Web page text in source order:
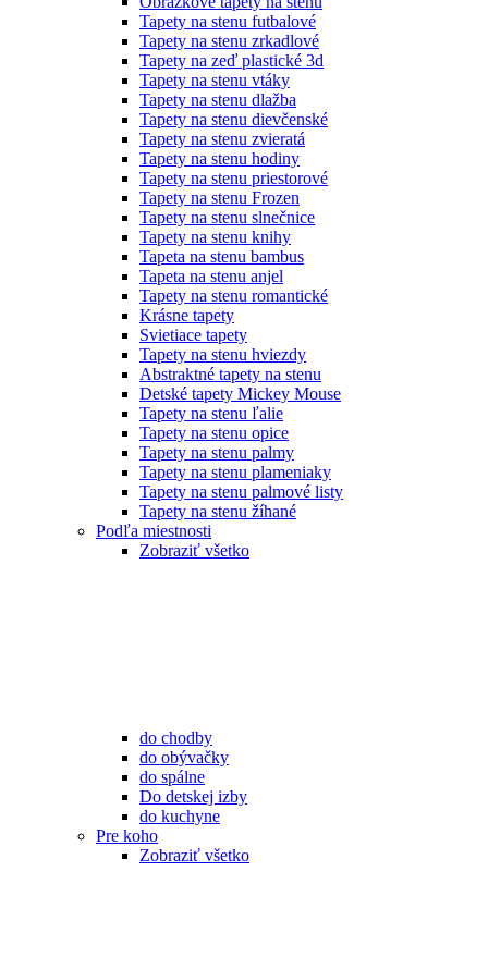
Tapety na stenu futbalové
Tapety na stenu zrkadlové
Tapety na zeď plastické 3d
Tapety na stenu vtáky
Tapety na stenu dlažba
Tapety na stenu dievčenské
Tapety na stenu zvieratá
Tapety na stenu hodiny
Tapety na stenu priestorové
Tapety na stenu Frozen
Tapety na stenu slnečnice
Tapety na stenu knihy
Tapeta na stenu bambus
Tapeta na stenu anjel
Tapety na stenu romantické
Krásne tapety
Svietiace tapety
Tapety na stenu hviezdy
Abstraktné tapety na stenu
Detské tapety Mickey Mouse
Tapety na stenu ľalie
Tapety na stenu opice
Tapety na stenu palmy
Tapety na stenu plameniaky
Tapety na stenu palmové listy
Tapety na stenu žíhané
Podľa miestnosti
Zobraziť všetko
do chodby
do obývačky
do spálne
Do detskej izby
do kuchyne
Pre koho
Zobraziť všetko